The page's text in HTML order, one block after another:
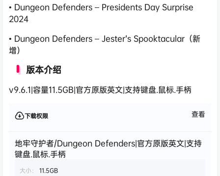
• Dungeon Defenders – Presidents Day Surprise
2024
• Dungeon Defenders – Jester’s Spooktacular（新
增）
版本介绍
v9.6.1|容量11.5GB|官方原版英文|支持键盘.鼠标.手柄
下载权限 查看
地牢守护者/Dungeon Defenders|官方原版英文|支持
键盘.鼠标.手柄
大小：
11.5GB